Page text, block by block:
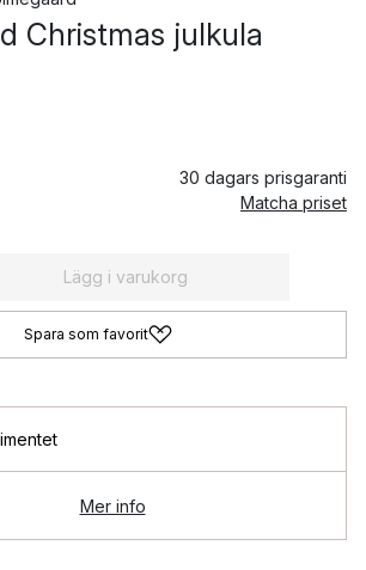
Christmas julkula
30 dagars prisgaranti
Matcha priset
Lägg i varukorg
Spara som favorit
Mer info